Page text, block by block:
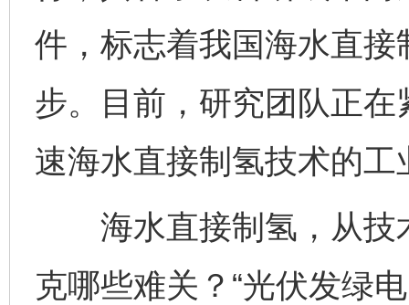
件，标志着我国海水直
步。目前，研究团队正
速海水直接制氢技术的工
海水直接制氢，从技
克哪些难关？“光伏发绿